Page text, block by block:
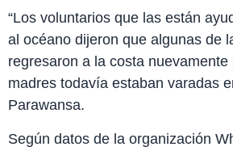
“Los voluntarios que las están
al océano dijeron que algunas de
regresaron a la costa nuevamente
madres todavía estaban varadas
Parawansa.
Según datos de la organización